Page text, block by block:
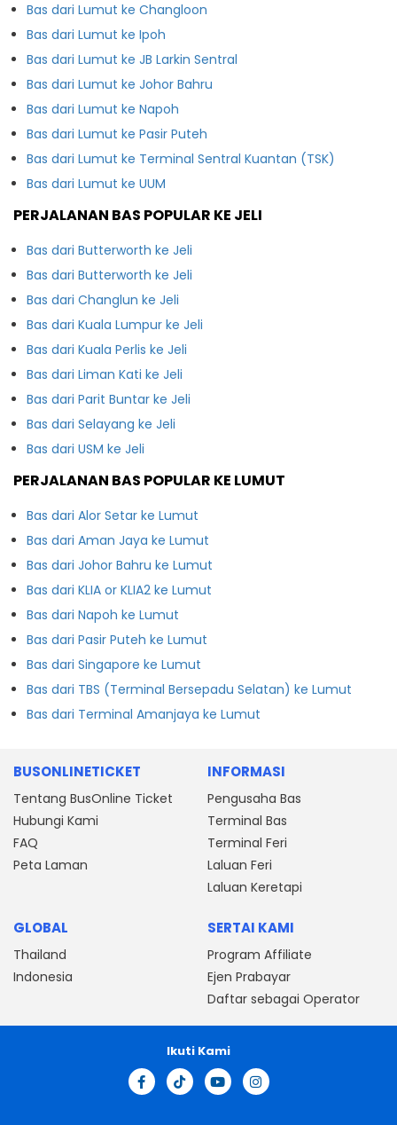
Bas dari Lumut ke Changloon
Bas dari Lumut ke Ipoh
Bas dari Lumut ke JB Larkin Sentral
Bas dari Lumut ke Johor Bahru
Bas dari Lumut ke Napoh
Bas dari Lumut ke Pasir Puteh
Bas dari Lumut ke Terminal Sentral Kuantan (TSK)
Bas dari Lumut ke UUM
PERJALANAN BAS POPULAR KE JELI
Bas dari Butterworth ke Jeli
Bas dari Butterworth ke Jeli
Bas dari Changlun ke Jeli
Bas dari Kuala Lumpur ke Jeli
Bas dari Kuala Perlis ke Jeli
Bas dari Liman Kati ke Jeli
Bas dari Parit Buntar ke Jeli
Bas dari Selayang ke Jeli
Bas dari USM ke Jeli
PERJALANAN BAS POPULAR KE LUMUT
Bas dari Alor Setar ke Lumut
Bas dari Aman Jaya ke Lumut
Bas dari Johor Bahru ke Lumut
Bas dari KLIA or KLIA2 ke Lumut
Bas dari Napoh ke Lumut
Bas dari Pasir Puteh ke Lumut
Bas dari Singapore ke Lumut
Bas dari TBS (Terminal Bersepadu Selatan) ke Lumut
Bas dari Terminal Amanjaya ke Lumut
BUSONLINETICKET
Tentang BusOnline Ticket
Hubungi Kami
FAQ
Peta Laman
INFORMASI
Pengusaha Bas
Terminal Bas
Terminal Feri
Laluan Feri
Laluan Keretapi
GLOBAL
Thailand
Indonesia
SERTAI KAMI
Program Affiliate
Ejen Prabayar
Daftar sebagai Operator
Ikuti Kami